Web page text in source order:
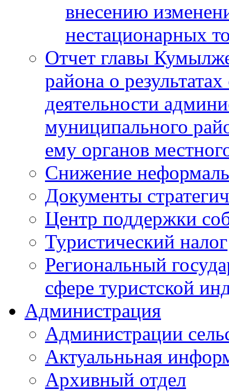
внесению
нестационарных
Отчет главы
района о
деятельности
муниципального
ему органов
Снижение
Документы
Центр поддержки
Туристический налог
Региональный
сфере туристской
Администрация
Администрации
Актуальньная
Архивный отдел